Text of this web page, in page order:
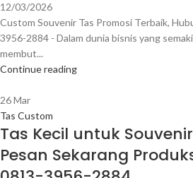
12/03/2026
Custom Souvenir Tas Promosi Terbaik,
3956-2884 - Dalam dunia bisnis yang
membut...
Continue reading
26Mar
Tas Custom
Tas Kecil untuk
Pesan Sekarang